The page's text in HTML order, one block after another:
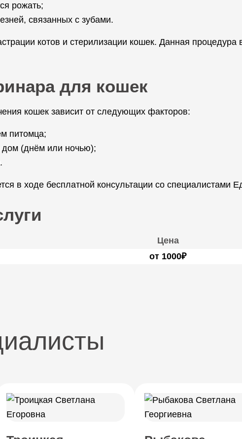
рожать;
связанных с зубами.
котов и стерилизации кошек. Данная процедура
для кошек
кошек зависит от следующих факторов:
питомца;
дом (днём или ночью);
в ходе бесплатной консультации со специалистами
Цена
от 1000₽